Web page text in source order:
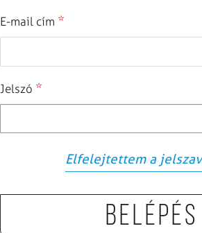
E-mail cím *
Jelszó *
Elfelejtettem a
Belépés